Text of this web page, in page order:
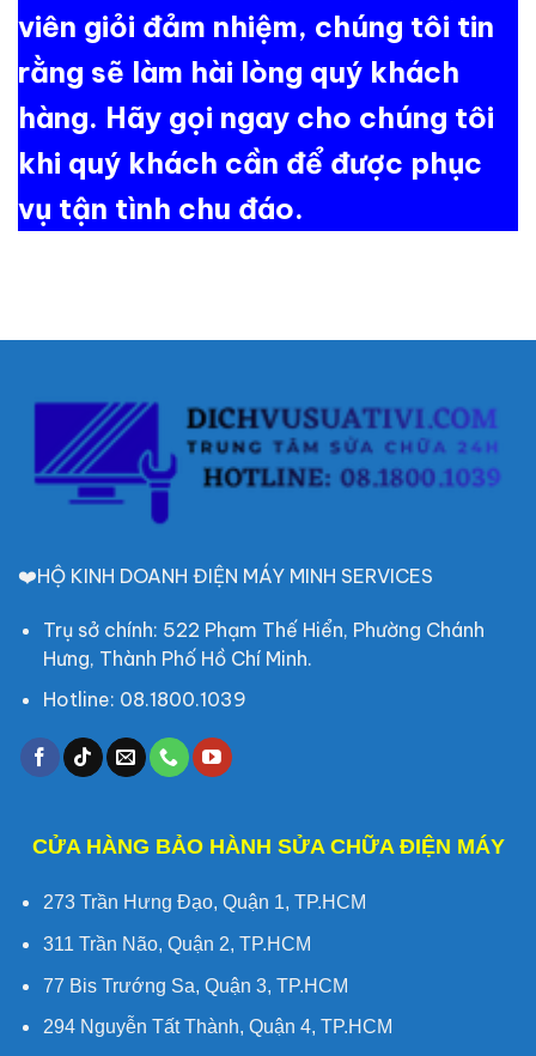
viên giỏi đảm nhiệm, chúng tôi tin
rằng sẽ làm hài lòng quý khách
hàng. Hãy gọi ngay cho chúng tôi
khi quý khách cần để được phục
vụ tận tình chu đáo.
❤️HỘ KINH DOANH ĐIỆN MÁY MINH SERVICES
Trụ sở chính: 522 Phạm Thế Hiển, Phường Chánh
Hưng, Thành Phố Hồ Chí Minh.
Hotline: 08.1800.1039
CỬA HÀNG BẢO HÀNH SỬA CHỮA ĐIỆN MÁY
273 Trần Hưng Đạo, Quận 1, TP.HCM
311 Trần Não, Quận 2, TP.HCM
77 Bis Trướng Sa, Quận 3, TP.HCM
294 Nguyễn Tất Thành, Quận 4, TP.HCM